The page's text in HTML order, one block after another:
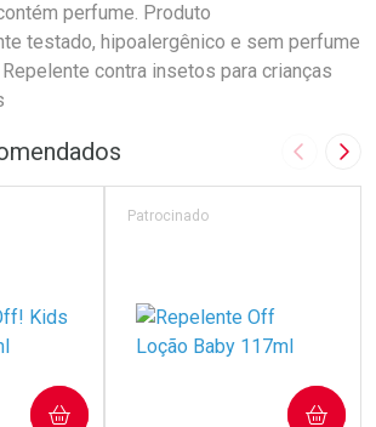
perfume. Produto
testado, hipoalergênico e sem perfume
contra insetos para crianças
Imagem
Patrocinado
COMPRAR